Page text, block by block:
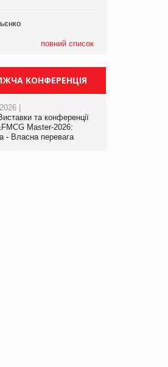
на
повний список
КОНФЕРЕНЦІЯ
|
та конференції
Master-2026:
- Власна перевага